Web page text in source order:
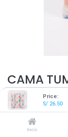
Price:
S/ 26.50
Inicio
CAMA
CM
26.50